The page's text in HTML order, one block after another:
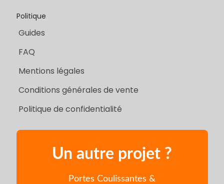
Politique
Guides
FAQ
Mentions légales
Conditions générales de vente
Politique de confidentialité
Un autre projet ?
Portes Coulissantes &